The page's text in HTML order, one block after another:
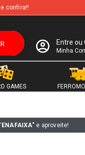
e confira!!
Entre ou
Minha
GAMES
e aproveite!